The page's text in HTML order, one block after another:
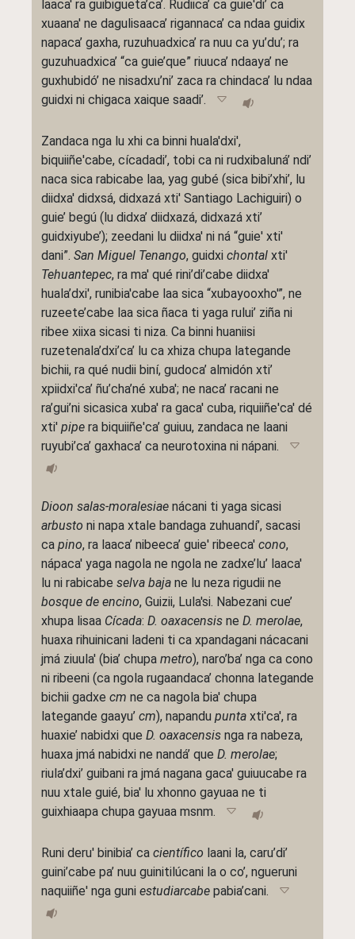
laaca' ra guibigueta’ca’. Rudiica’ ca guie'di’ ca
xuaana' ne dagulisaaca’ rigannaca’ ca ndaa guidix
napaca’ gaxha, ruzuhuadxica’ ra nuu ca yu’du’; ra
guzuhuadxica’ “ca guie’que” riuuca’ ndaaya’ ne
guxhubidó’ ne nisadxu’ni’ zaca ra chindaca’ lu ndaa
guidxi ni chigaca xaique saadi’.
Zandaca nga lu xhi ca binni huala'dxi',
biquiiñe'cabe, cícadadi’, tobi ca ni rudxibaluná’ ndi’
naca sica rabicabe laa, yag gubé (sica bibi’xhi’, lu
diidxa' didxsá, didxazá xti' Santiago Lachiguiri) o
guie’ begú (lu didxa’ diidxazá, didxazá xti’
guidxiyube’); zeedani lu diidxa' ni ná “guie' xti'
dani”. San Miguel Tenango, guidxi chontal xti'
Tehuantepec, ra ma' qué rini’di’cabe diidxa'
huala’dxi', runibia'cabe laa sica “xubayooxho'”, ne
ruzeete’cabe laa sica ñaca ti yaga rului’ ziña ni
ribee xiixa sicasi ti niza. Ca binni huaniisi
ruzetenala’dxi’ca’ lu ca xhiza chupa lategande
bichii, ra qué nudii biní, gudoca’ almidón xti’
xpiidxi'ca’ ñu’cha’né xuba'; ne naca’ racani ne
ra’gui’ni sicasica xuba' ra gaca' cuba, riquiiñe'ca' dé
xti' pipe ra biquiiñe'ca’ guiuu, zandaca ne laani
ruyubi’ca’ gaxhaca’ ca neurotoxina ni nápani.
Dioon salas-moralesiae nácani ti yaga sicasi
arbusto ni napa xtale bandaga zuhuandí’, sacasi
ca pino, ra laaca’ nibeeca’ guie' ribeeca' cono,
nápaca' yaga nagola ne ngola ne zadxe’lu’ laaca'
lu ni rabicabe selva baja ne lu neza rigudii ne
bosque de encino, Guizii, Lula'si. Nabezani cue’
xhupa lisaa Cícada: D. oaxacensis ne D. merolae,
huaxa rihuinicani ladeni ti ca xpandagani nácacani
jmá ziuula' (bia’ chupa metro), naro’ba’ nga ca cono
ni ribeeni (ca ngola rugaandaca’ chonna lategande
bichii gadxe cm ne ca nagola bia' chupa
lategande gaayu’ cm), napandu punta xti'ca', ra
huaxie’ nabidxi que D. oaxacensis nga ra nabeza,
huaxa jmá nabidxi ne nandá’ que D. merolae;
riula’dxi’ guibani ra jmá nagana gaca' guiuucabe ra
nuu xtale guié, bia' lu xhonno gayuaa ne ti
guixhiaapa chupa gayuaa msnm.
Runi deru' binibia’ ca científico laani la, caru’di’
guini’cabe pa’ nuu guinitilúcani la o co’, ngueruni
naquiiñe' nga guni estudiarcabe pabia’cani.